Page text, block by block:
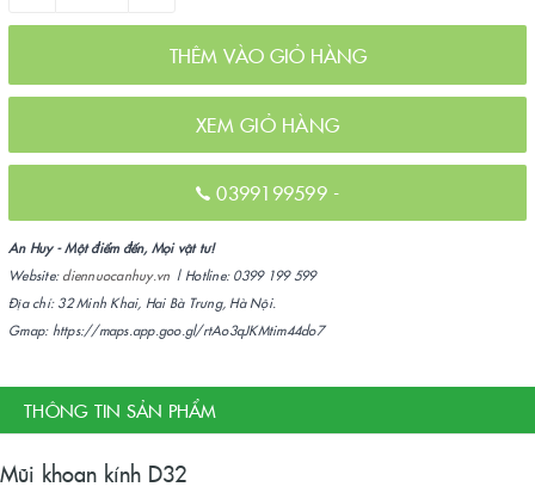
THÊM VÀO GIỎ HÀNG
XEM GIỎ HÀNG
0399199599 -
An Huy - Một điểm đến, Mọi vật tư!
Website: diennuocanhuy.vn | Hotline: 0399 199 599
Địa chỉ: 32 Minh Khai, Hai Bà Trưng, Hà Nội.
Gmap: https://maps.app.goo.gl/rtAo3qJKMtim44do7
THÔNG TIN SẢN PHẨM
Mũi khoan kính D32